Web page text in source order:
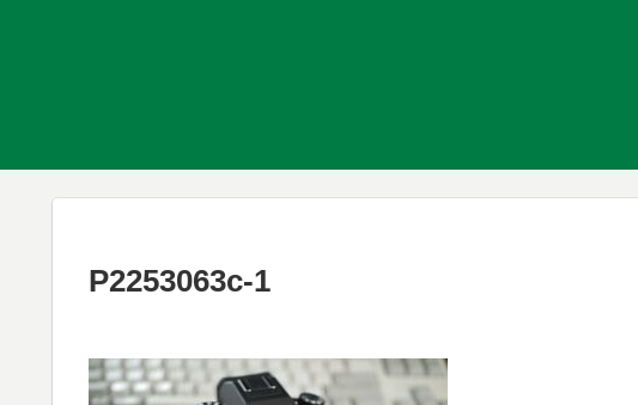
P2253063c-1